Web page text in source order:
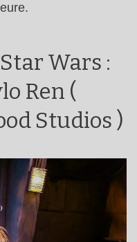
Wars :
Ren (
Studios )